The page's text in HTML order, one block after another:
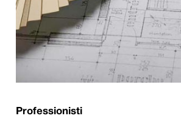
Professionisti